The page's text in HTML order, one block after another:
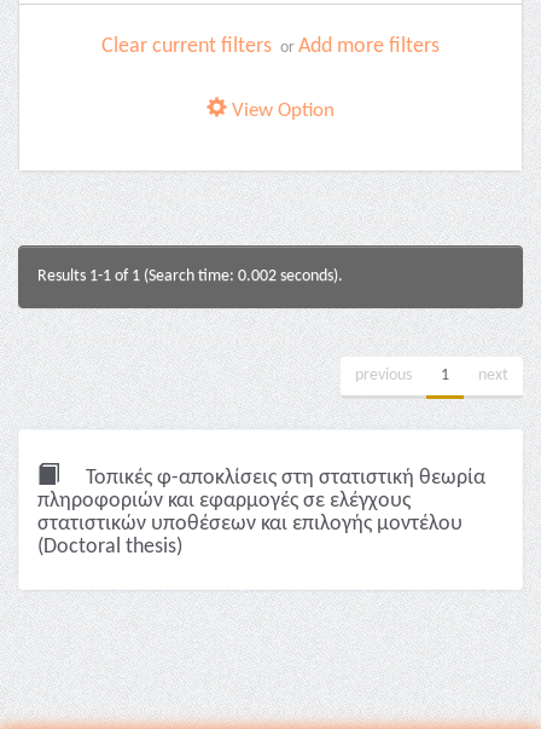
Clear current filters or Add more filters
View Option
Results 1-1 of 1 (Search time: 0.002 seconds).
previous 1 next
Τοπικές φ-αποκλίσεις στη στατιστική θεωρία
πληροφοριών και εφαρμογές σε ελέγχους
στατιστικών υποθέσεων και επιλογής μοντέλου
(Doctoral thesis)